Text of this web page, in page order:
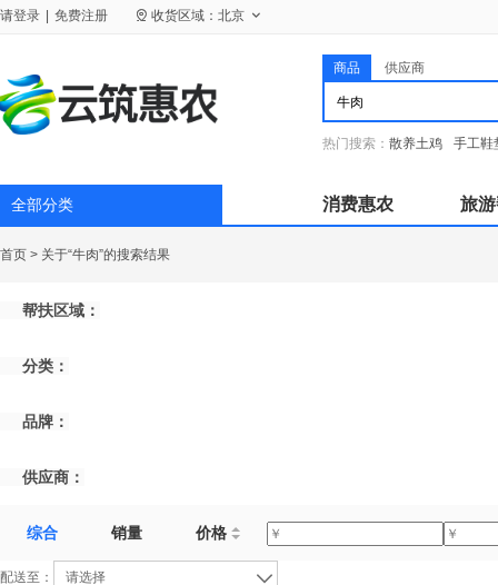
请登录 免费注册 收货区域： 北京
商品 供应商
热门搜索： 散养土鸡 手工鞋
全部分类 消费惠农 旅
首页 > 关于“牛肉”的搜索结果
帮扶区域：
分类：
品牌：
供应商：
综合 销量 价格
配送至： 请选择